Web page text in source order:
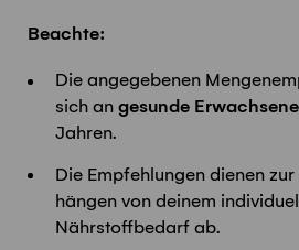
Beachte:
Die angegebenen
sich an gesunde Erwachsene
Jahren.
Die Empfehlungen dienen zur
hängen von deinem
Nährstoffbedarf ab.